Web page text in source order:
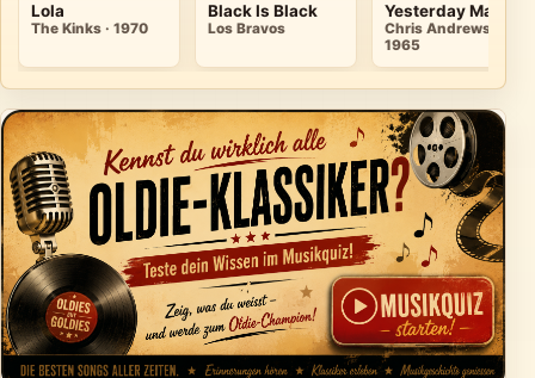
Lola
The Kinks · 1970
Black Is Black
Los Bravos
Yesterday Man
Chris Andrews ·
1965